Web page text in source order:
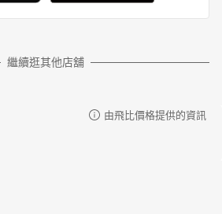
繼續逛其他店舖
由飛比價格提供的資訊